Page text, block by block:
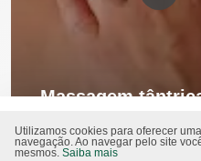
Massagem
é, benefícios e
Utilizamos cookies para oferecer
navegação. Ao navegar pelo site
mesmos. Saiba mais